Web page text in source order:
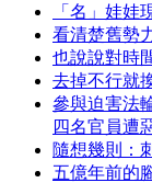
「名」娃娃
看清楚舊勢
也說說對時
去掉不行就
參與迫害法
四名官員遭
隨想幾則：
五億年前的